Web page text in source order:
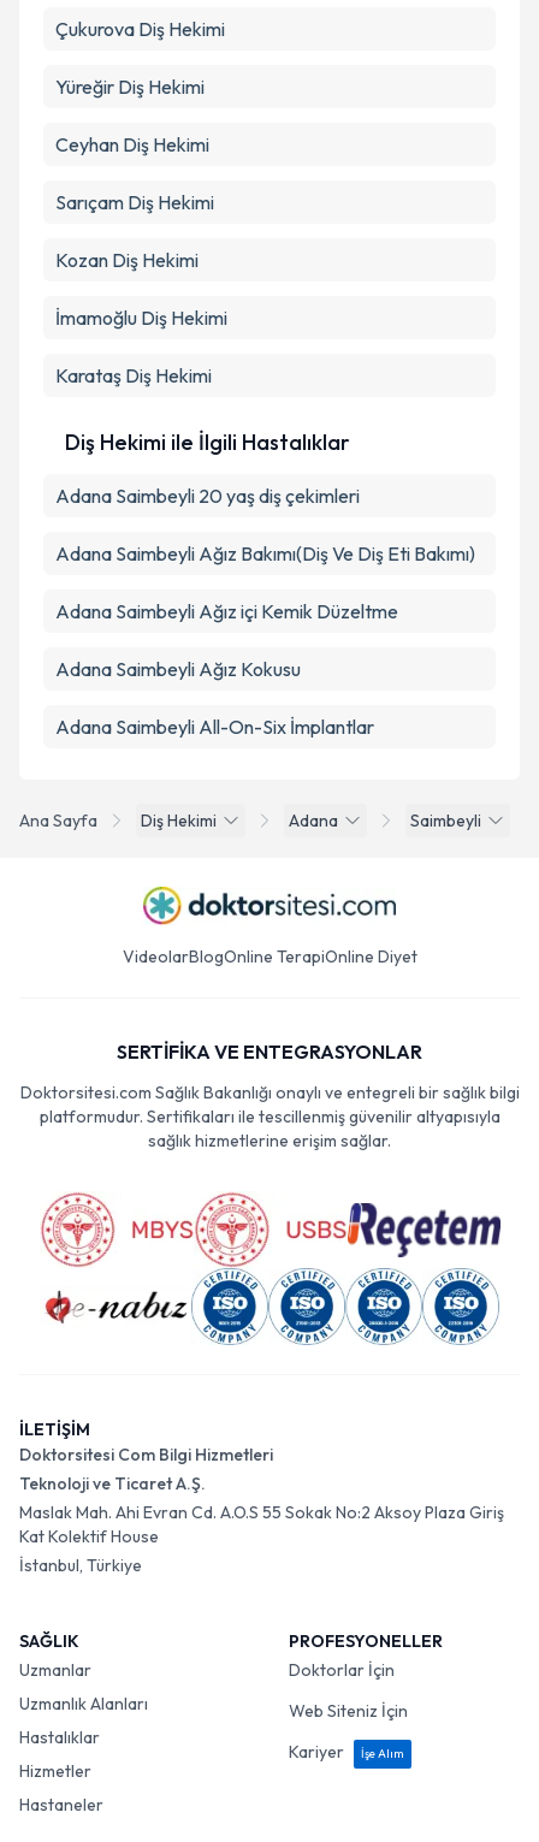
Ana Sayfa Diş Hekimi Adana Saimbeyli
Çukurova Diş Hekimi
Yüreğir Diş Hekimi
Ceyhan Diş Hekimi
Sarıçam Diş Hekimi
Kozan Diş Hekimi
İmamoğlu Diş Hekimi
Karataş Diş Hekimi
Diş Hekimi ile İlgili Hastalıklar
Adana Saimbeyli 20 yaş diş çekimleri
Adana Saimbeyli Ağız Bakımı(Diş Ve Diş Eti Bakımı)
Adana Saimbeyli Ağız içi Kemik Düzeltme
Adana Saimbeyli Ağız Kokusu
Adana Saimbeyli All-On-Six İmplantlar
VideolarBlogOnline TerapiOnline Diyet
SERTİFİKA VE ENTEGRASYONLAR
Doktorsitesi.com Sağlık Bakanlığı onaylı ve entegreli bir sağlık bilgi
platformudur. Sertifikaları ile tescillenmiş güvenilir altyapısıyla
sağlık hizmetlerine erişim sağlar.
İLETİŞİM
Doktorsitesi Com Bilgi Hizmetleri
Teknoloji ve Ticaret A.Ş.
Maslak Mah. Ahi Evran Cd. A.O.S 55 Sokak No:2 Aksoy Plaza Giriş
Kat Kolektif House
İstanbul, Türkiye
SAĞLIK
Uzmanlar
Uzmanlık Alanları
Hastalıklar
Hizmetler
Hastaneler
PROFESYONELLER
Doktorlar İçin
Web Siteniz İçin
Kariyer
İşe Alım